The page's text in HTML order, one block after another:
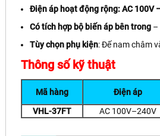
Điện áp hoạt động rộng: AC 100V
Có tích hợp bộ biến áp bên trong–
Tùy chọn phụ kiện: Đế nam châm
Thông số kỹ thuật
Mã hàng Điện áp
VHL-37FT
AC 100V–240V